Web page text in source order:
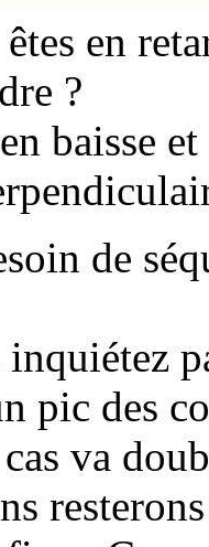
en
?
baisse
de
pic des
va